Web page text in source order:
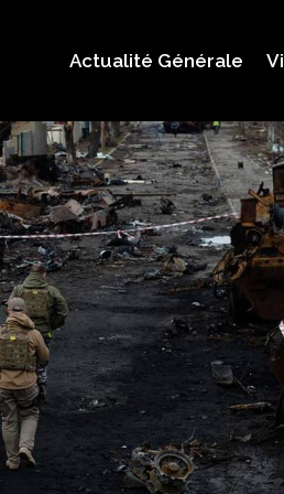
Actualité Générale